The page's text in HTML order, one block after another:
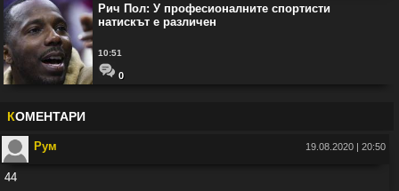
Рич Пол: У професионалните спортисти
натискът е различен
10:51
0
КОМЕНТАРИ
Рум 19.08.2020 | 20:50
44